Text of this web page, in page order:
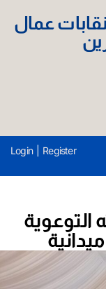
عمال
Login Register
التوعوية